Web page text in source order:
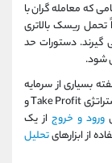
که معامله گران با
تحمل ریسک بالاتری
گیرند. دستورات حد
شود.
بسیاری از سرمایه
گذاران بازار، انتخاب زمان مناسب برای استفاده از استراتژی Take Profit و
ورود و خروجاز یک
از ابزارهایتحلیل